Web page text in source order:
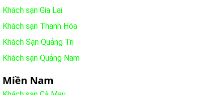
Khách sạn Gia Lai
Khách sạn Thanh Hóa
Khách Sạn Quảng Trị
Khách sạn Quảng Nam
Miền Nam